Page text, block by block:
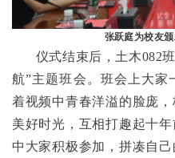
张跃庭为校友
仪式结束后，土木082
航”主题班会。班会上大家
着视频中青春洋溢的脸庞
美好时光，互相打趣起十
中大家积极参加，拼凑自